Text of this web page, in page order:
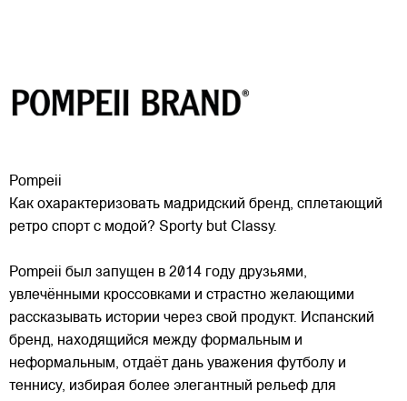
Pompeii
Как охарактеризовать мадридский бренд, сплетающий
ретро спорт с модой? Sporty but Classy.
Pompeii был запущен в 2014 году друзьями,
увлечёнными кроссовками и страстно желающими
рассказывать истории через свой продукт. Испанский
бренд, находящийся между формальным и
неформальным, отдаёт дань уважения футболу и
теннису, избирая более элегантный рельеф для